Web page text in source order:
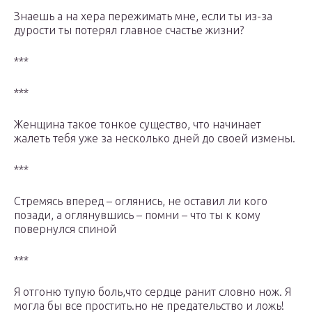
Знаешь а на хера пережимать мне, если ты из-за
дурости ты потерял главное счастье жизни?
***
***
Женщина такое тонкое существо, что начинает
жалеть тебя уже за несколько дней до своей измены.
***
Стремясь вперед – оглянись, не оставил ли кого
позади, а оглянувшись – помни – что ты к кому
повернулся спиной
***
Я отгоню тупую боль,что сердце ранит словно нож. Я
могла бы все простить.но не предательство и ложь!